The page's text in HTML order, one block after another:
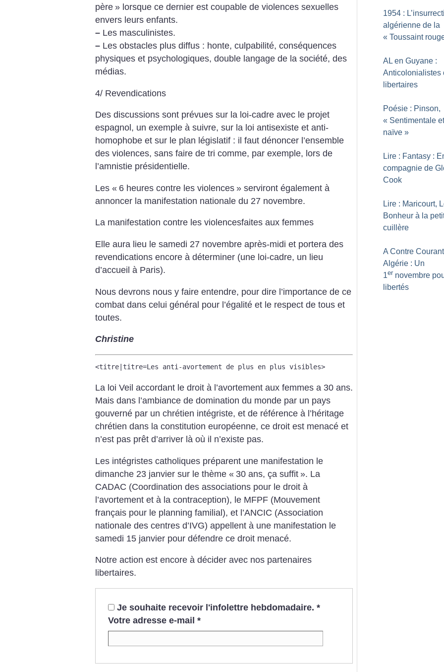
père » lorsque ce dernier est coupable de violences sexuelles
envers leurs enfants.
– Les masculinistes.
– Les obstacles plus diffus : honte, culpabilité, conséquences
physiques et psychologiques, double langage de la société, des
médias.
4/ Revendications
Des discussions sont prévues sur la loi-cadre avec le projet
espagnol, un exemple à suivre, sur la loi antisexiste et anti-
homophobe et sur le plan législatif : il faut dénoncer l’ensemble
des violences, sans faire de tri comme, par exemple, lors de
l’amnistie présidentielle.
Les « 6 heures contre les violences » serviront également à
annoncer la manifestation nationale du 27 novembre.
La manifestation contre les violencesfaites aux femmes
Elle aura lieu le samedi 27 novembre après-midi et portera des
revendications encore à déterminer (une loi-cadre, un lieu
d’accueil à Paris).
Nous devrons nous y faire entendre, pour dire l’importance de ce
combat dans celui général pour l’égalité et le respect de tous et
toutes.
Christine
<titre|titre=Les anti-avortement de plus en plus visibles>
La loi Veil accordant le droit à l’avortement aux femmes a 30 ans.
Mais dans l’ambiance de domination du monde par un pays
gouverné par un chrétien intégriste, et de référence à l’héritage
chrétien dans la constitution européenne, ce droit est menacé et
n’est pas prêt d’arriver là où il n’existe pas.
Les intégristes catholiques préparent une manifestation le
dimanche 23 janvier sur le thème « 30 ans, ça suffit ». La
CADAC (Coordination des associations pour le droit à
l’avortement et à la contraception), le MFPF (Mouvement
français pour le planning familial), et l’ANCIC (Association
nationale des centres d’IVG) appellent à une manifestation le
samedi 15 janvier pour défendre ce droit menacé.
Notre action est encore à décider avec nos partenaires
libertaires.
Je souhaite recevoir l'infolettre hebdomadaire. *
Votre adresse e-mail *
1954 :
algérienne de la
« Toussaint
AL en Guyane :
Anticolonialistes
libertaires
Poésie : Pinson,
« Sentimentale et
naïve »
Lire : Fantasy :
compagnie de
Cook
Lire : Maricourt,
Bonheur à la
cuillère
A Contre
Algérie : Un
1er novembre
libertés